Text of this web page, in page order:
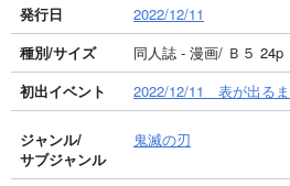
発行日
2022/12/11
種別/サイズ
同人誌 - 漫画/ Ｂ５ 24p
初出イベント
2022/12/11 表が出る
ジャンル/
サブジャンル
鬼滅の刃